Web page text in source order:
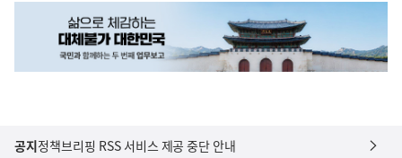
공지정책브리핑 RSS 서비스 제공 중단 안내